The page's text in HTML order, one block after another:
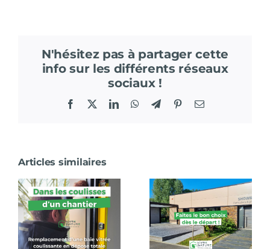
N'hésitez pas à partager cette
info sur les différents réseaux
sociaux !
Facebook LinkedInWhatsApp
TelegramPinterestEmail
Articles similaires